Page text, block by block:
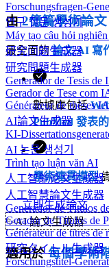
Forschungsfragen-
연구 질문 생성기
Máy tạo câu hỏi
研究问题生成器
研究問題生成器
Generador de Tesis de
Gerador de Tese com
Générateur de thèses IA
AI論文生成器
KI-
AI 논문 생성기
Trình tạo luận văn AI
人工智能论文生成器
人工智慧論文生成器
Generador de Títulos
Gerador de Títulos de
Générateur de titres de
研究タイトル生成器
Forschungstitel-
由2億篇學術論文
最全面的論文 AI 寫
數據庫包括
PubMed 發表
學術連貫模型
立即生成論文
✨AI 論文生成器
適用於每個學術